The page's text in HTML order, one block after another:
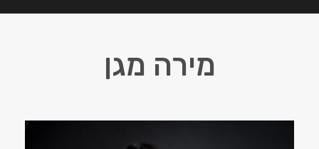
מירה מגן